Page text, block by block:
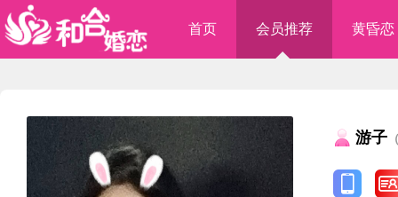
首页 会员推荐 黄昏恋
游子